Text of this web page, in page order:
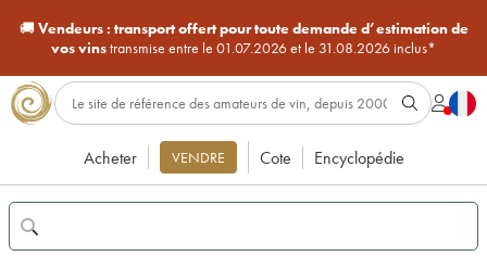
🚚Vendeurs : transport offert pour toute demande d’estimation de
vos vinstransmise entre le 01.07.2026 et le 31.08.2026 inclus*
Acheter VENDRE Cote Encyclopédie